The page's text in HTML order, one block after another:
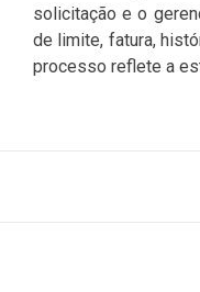
solicitação e o
de limite, fatura,
processo reflete a